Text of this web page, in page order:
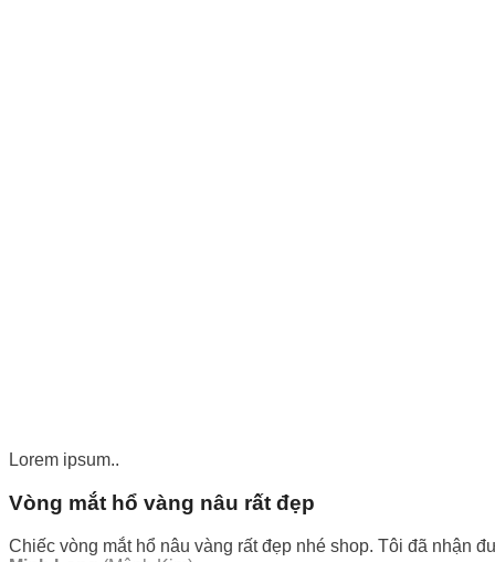
Lorem ipsum..
Vòng mắt hổ vàng nâu rất đẹp
Chiếc vòng mắt hổ nâu vàng rất đẹp nhé shop. Tôi đã nhận